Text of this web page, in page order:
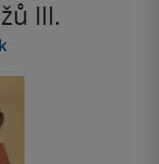
III.